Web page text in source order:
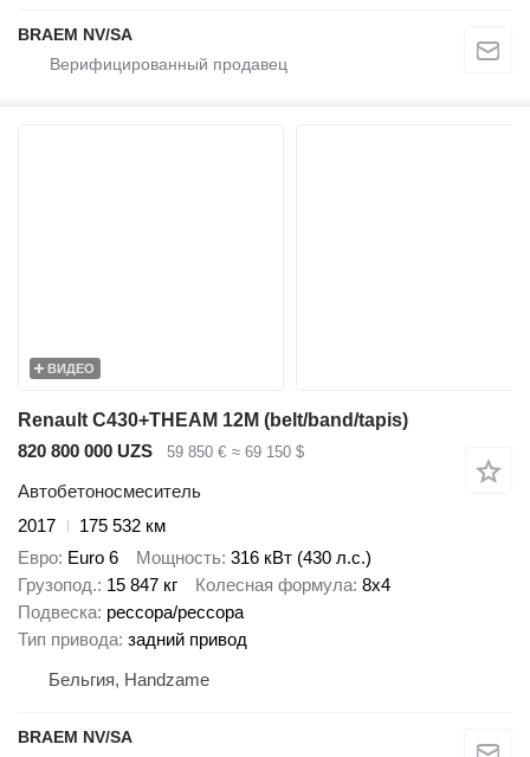
BRAEM NV/SA
ВИДЕО
Renault C430+THEAM 12M (belt/band/tapis)
820 800 000 UZS
59 850 € ≈ 69 150 $
Автобетоносмеситель
2017
175 532 км
Евро Euro 6 Мощность 316 кВт (430 л.с.)
Грузопод. 15 847 кг Колесная формула 8x4
Подвеска рессора/рессора
Тип привода задний привод
Бельгия, Handzame
BRAEM NV/SA